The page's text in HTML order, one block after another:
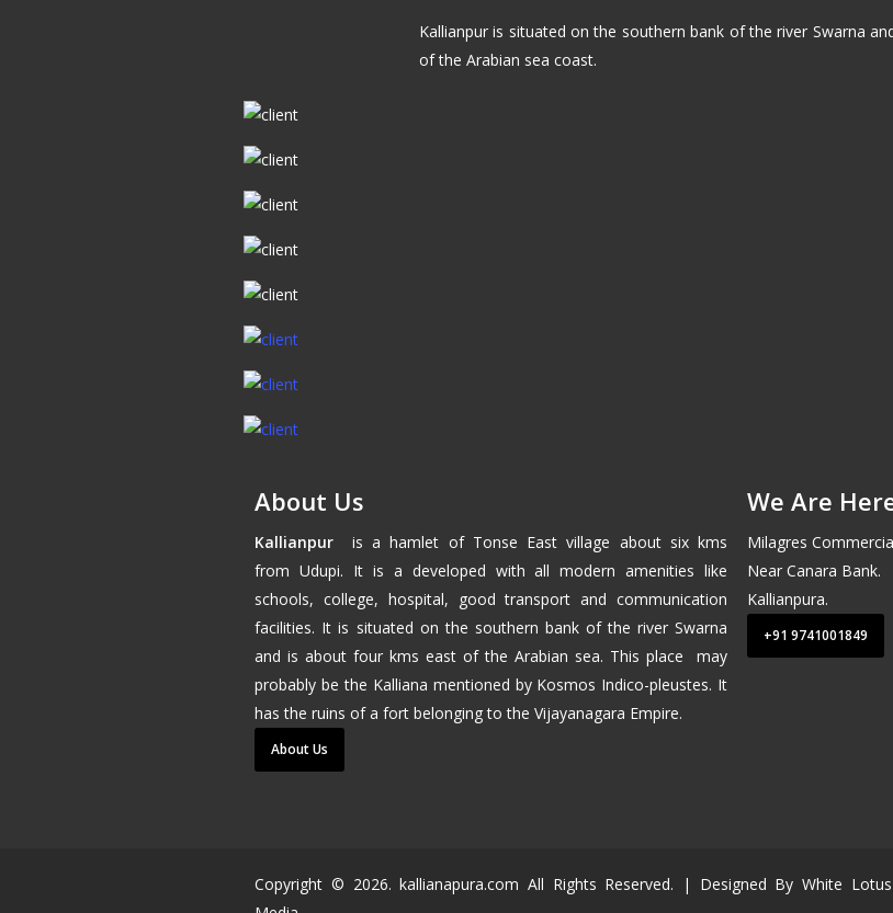
Kallianpur is situated on the southern bank of the river Swarna
of the Arabian sea coast.
About Us
Kallianpur is a hamlet of Tonse East village about six kms
fromUdupi. It is a developed with all modern amenities like
schools, college, hospital, good transport and communication
facilities. It is situated on the southern bank of the river Swarna
and is about four kms east of theArabian sea. This place may
probably be the Kalliana mentioned by Kosmos Indico-pleustes. It
has the ruins of a fort belonging to theVijayanagara Empire.
About Us
We Are
Milagres
Near Canara Bank.
Kallianpura.
+91 9741001849
Copyright © 2026. kallianapura.com All Rights Reserved. | Designed By White Lotus